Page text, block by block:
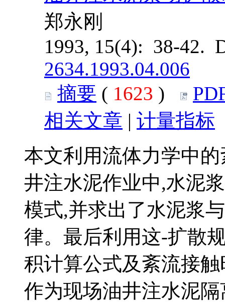
郑永刚
1993, 15(4): 38-42.
2634.1993.04.006
摘要 ( 1623 )
相关文章 | 计量指标
本文利用流体力学中
井注水泥作业中,水泥
模式,并求出了水泥浆
律。最后利用这-扩散
积计算公式及紊流接
作为现场油井注水泥